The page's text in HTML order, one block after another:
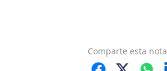
Comparte esta nota